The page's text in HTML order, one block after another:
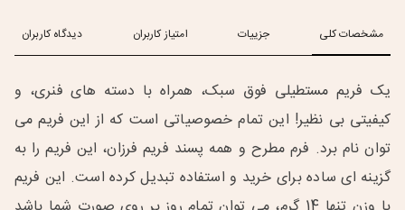
مشخصات کلی جزییات امتیاز کاربران دیدگاه کاربران
یک فریم مستطیلی فوق سبک، همراه با دسته های فنری، و
کیفیتی بی نظیر! این تمام خصوصیاتی است که از این فریم می
توان نام برد. فرم مطرح و همه پسند فریم فرزان، این فریم را به
گزینه ای ساده برای خرید و استفاده تبدیل کرده است. این فریم